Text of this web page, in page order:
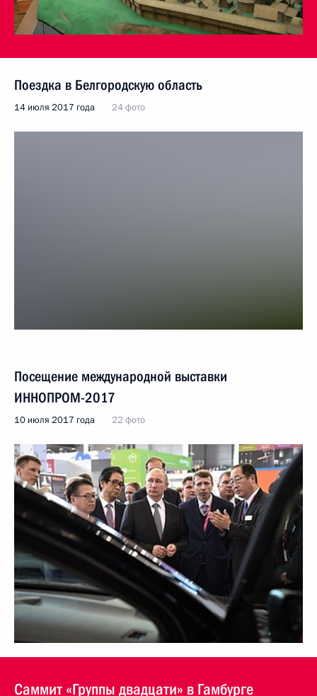
Поездка в Белгородскую область
14 июля 2017 года 24 фото
Посещение международной выставки
ИННОПРОМ-2017
10 июля 2017 года 22 фото
Саммит «Группы двадцати» в Гамбурге